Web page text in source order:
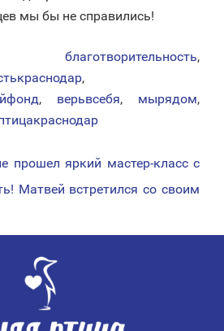
мы бы не справились!
благотворительность,
,
, верьвсебя, мырядом,
прошел яркий мастер-класс с
Матвей встретился со своим